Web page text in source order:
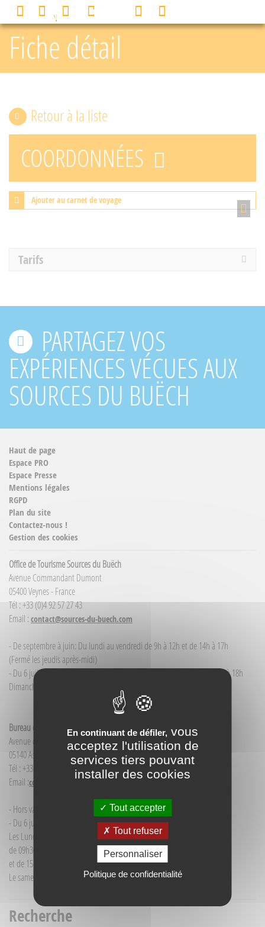
Fiche détail
Retour à la liste
COORDONNÉES
Ajouter au carnet de voyage
Tarifs
PARTAGEZ VOS
EXPÉRIENCES VÉCUES AUX
SOURCES DU BUËCH
Haut de page
Espace PRO
Espace Presse
Mentions légales
RGPD
Plan du site
Contactez-nous !
Gestion des cookies
Office de Tourisme Sources du Buëch
Avenue Commandant Dumont
05400 Veynes - France
Tél : +33 (0)4 92 57 27 43
Email : contact@sources-du-buech.com
- De septembre à juin: Du lundi au vendredi de 9h à 12h et de 14h à 17h
(Fermé les jeudis après-midi)
- Du 6 juillet / au 30 août : du lundi au samedi de 9h à 12h00 et de 14h à 18h
Dimanche et jour férié : 9h à 12h00
Bureau d'Informations touristiques Aspres-sur-Buëch
Avenue de la Gare
05140 Aspres-sur-Buëch - France
Tél : +33(0)4 92 58 68 88
Email :contact@sources-du-buech.com
- Hors vacances d'été : mardi de 9h30 à 12h00
- Du 6 juillet au 30 août :
Les Lundi et Mercredi
de 09h30 à 12h30
et de 15h30 à 18h00
Le samedi matin de 09h30 à 12h30
Recherche
MENU 0
Panneau de gestion des cookies
En continuant de défiler, vous
acceptez l'utilisation de
services tiers pouvant
installer des cookies
Tout accepter
Tout refuser
Personnaliser
Politique de confidentialité